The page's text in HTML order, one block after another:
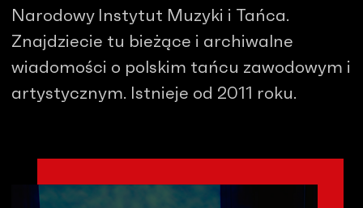
Narodowy Instytut Muzyki i Tańca.
Znajdziecie tu bieżące i archiwalne
wiadomości o polskim tańcu zawodowym i
artystycznym. Istnieje od 2011 roku.